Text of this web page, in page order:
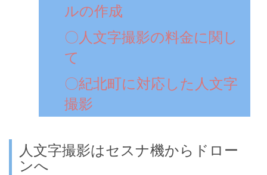
ルの作成
〇人文字撮影の料金に関し
て
〇紀北町に対応した人文字
撮影
人文字撮影はセスナ機からドロー
ンへ